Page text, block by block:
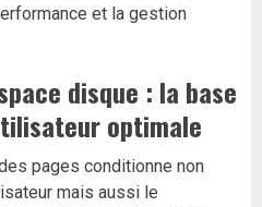
et la gestion
disque : la base
optimale
pages conditionne non
mais aussi le